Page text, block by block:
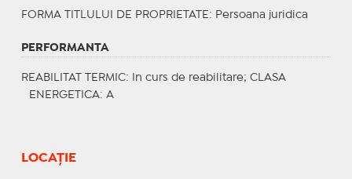
FORMA TITLULUI DE PROPRIETATE : Persoana juridica
PERFORMANTA
REABILITAT TERMIC: In curs de reabilitare; CLASA
ENERGETICA: A
LOCAȚIE